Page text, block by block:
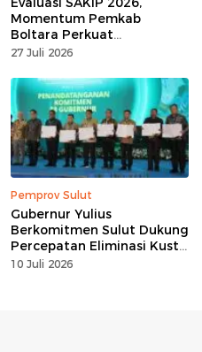
Momentum Pemkab
Boltara Perkuat
Akuntabilitas dan Kinerja
27 Juli 2026
Pemprov Sulut
Gubernur Yulius
Berkomitmen Sulut Dukung
Percepatan Eliminasi Kusta
dan Hapus Stigma
10 Juli 2026